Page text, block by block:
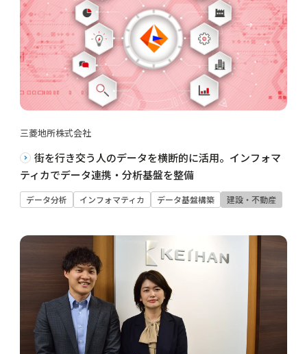
三菱地所株式会社
街を行き交う人のデータを横断的に活用。インフォマ
ティカでデータ連携・分析基盤を整備
データ分析 インフォマティカ データ基盤構築 建設・不動産